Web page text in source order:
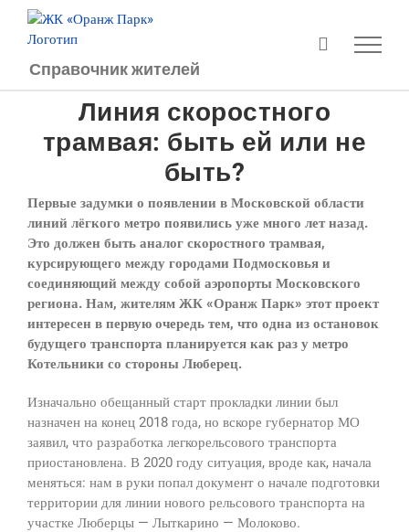
Перейти
содержимому
Справочник жителей
Линия скоростного
трамвая: быть ей или не
быть?
Первые задумки о появлении в Московской области
линий лёгкого метро появились уже много лет назад.
Это должен быть аналог скоростного трамвая,
курсирующего между городами Подмосковья и
соединяющий между собой аэропорты Московского
региона. Нам, жителям ЖК «Оранж Парк» этот проект
интересен в первую очередь тем, что одна из остановок
будущего транспорта планируется как раз у метро
Котельники со стороны Люберец.
Изначально обещанный старт прокладки линии был
назначен на конец 2018 года, но вскоре губернатор МО
заявил, что разработка легкорельсового транспорта
приостановлена. В 2020 году ситуация, вроде как, начала
меняться: нам в руки попал документ о начале подготовки
территории для линии нового рельсового транспорта на
участке Люберцы — Лыткарино — Молоково.